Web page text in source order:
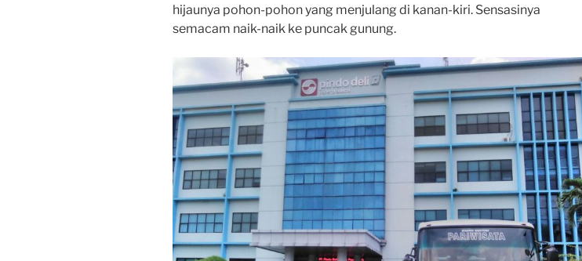
hijaunya pohon-pohon yang menjulang di kanan-kiri. Sensasinya
semacam naik-naik ke puncak gunung.